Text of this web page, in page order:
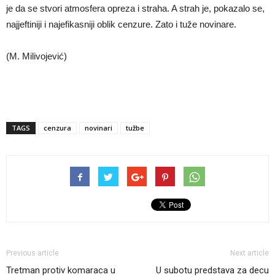
je da se stvori atmosfera opreza i straha. A strah je, pokazalo se,
najjeftiniji i najefikasniji oblik cenzure. Zato i tuže novinare.
(M. Milivojević)
TAGS cenzura novinari tužbe
Previous article
Tretman protiv komaraca u
Next article
U subotu predstava za decu